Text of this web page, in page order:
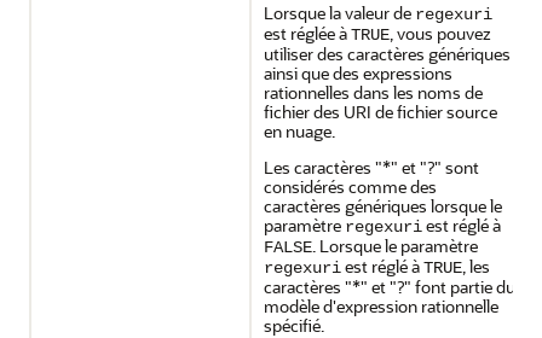
Lorsque la valeur de regexuri
est réglée àTRUE, vous pouvez
utiliser des caractères génériques
ainsi que des expressions
rationnelles dans les noms de
fichier des URI de fichier source
en nuage.
Les caractères "*" et "?" sont
considérés comme des
caractères génériques lorsque le
paramètre regexuriest réglé à
FALSE. Lorsque le paramètre
regexuriest réglé àTRUE, les
caractères "*" et "?" font partie du
modèle d'expression rationnelle
spécifié.